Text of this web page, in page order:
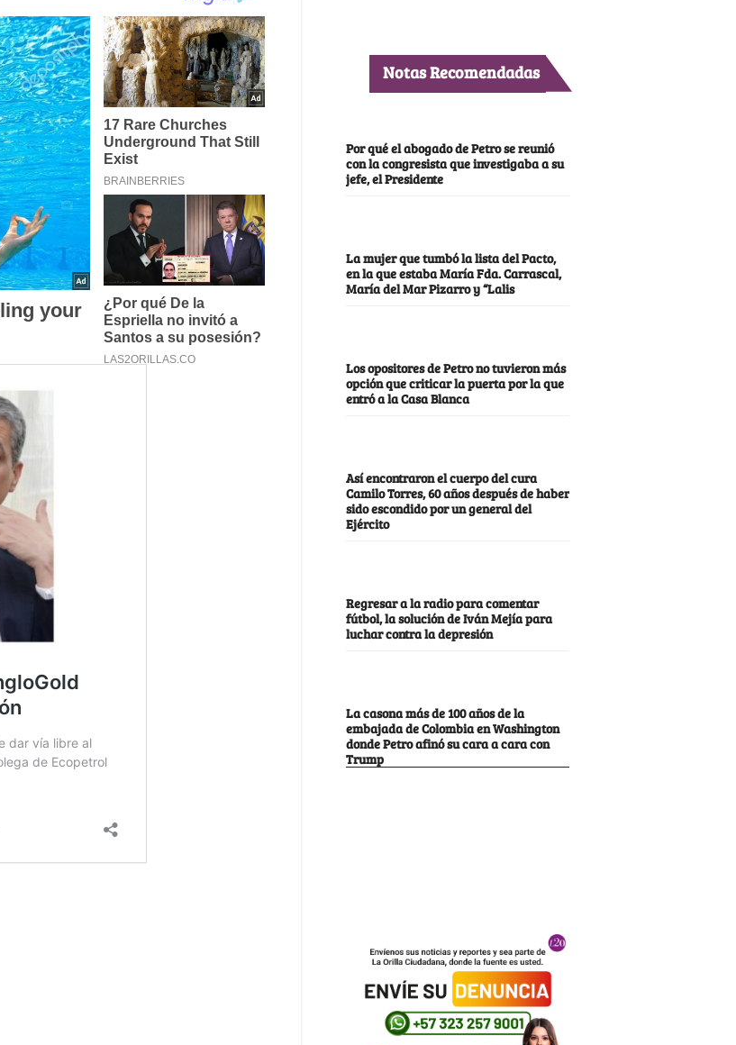
Notas Recomendadas
Por qué el abogado de Petro se reunió
con la congresista que investigaba a su
jefe, el Presidente
La mujer que tumbó la lista del Pacto,
en la que estaba María Fda. Carrascal,
María del Mar Pizarro y “Lalis
Los opositores de Petro no tuvieron más
opción que criticar la puerta por la que
entró a la Casa Blanca
Así encontraron el cuerpo del cura
Camilo Torres, 60 años después de haber
sido escondido por un general del
Ejército
Regresar a la radio para comentar
fútbol, la solución de Iván Mejía para
luchar contra la depresión
La casona más de 100 años de la
embajada de Colombia en Washington
donde Petro afinó su cara a cara con
Trump